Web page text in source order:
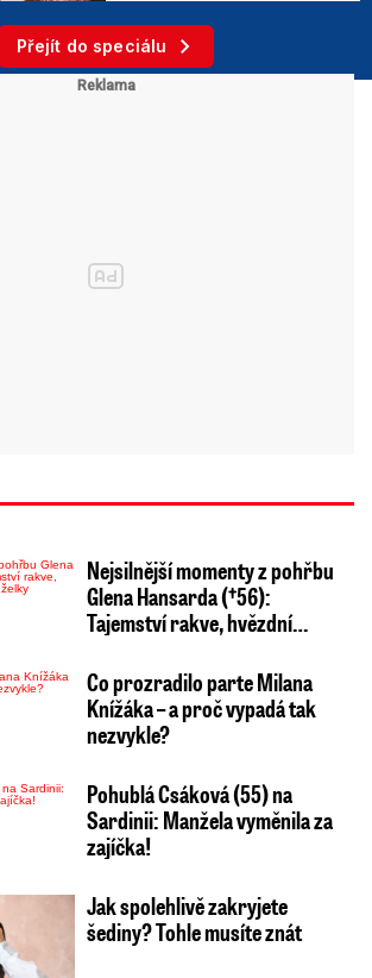
Přejít do speciálu
Nejsilnější momenty z pohřbu
Glena Hansarda (†56):
Tajemství rakve, hvězdní…
Co prozradilo parte Milana
Knížáka – a proč vypadá tak
nezvykle?
Pohublá Csáková (55) na
Sardinii: Manžela vyměnila za
zajíčka!
Jak spolehlivě zakryjete
šediny? Tohle musíte znát